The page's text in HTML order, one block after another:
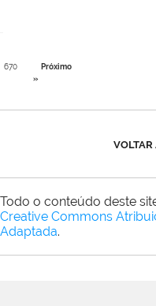
670
Próximo
»
VOLTAR
Todo o conteúdo deste
Creative Commons
Adaptada.